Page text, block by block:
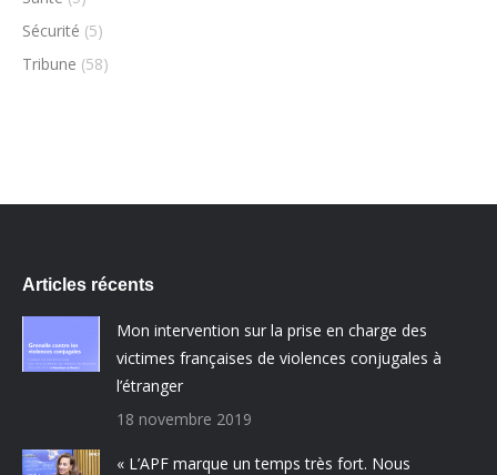
Sécurité (5)
Tribune (58)
Articles récents
Mon intervention sur la prise en charge des
victimes françaises de violences conjugales à
l’étranger
18 novembre 2019
« L’APF marque un temps très fort. Nous